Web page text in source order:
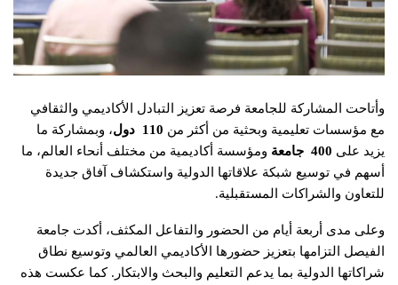
وأتاحت المشاركة للجامعة فرصة تعزيز التبادل الأكاديمي والثقافي
مع مؤسسات تعليمية وبحثية من أكثر من 110 دول، وبمشاركة ما
يزيد على 400 جامعة ومؤسسة أكاديمية من مختلف أنحاء العالم، ما
أسهم في توسيع شبكة علاقاتها الدولية واستكشاف آفاق جديدة
للتعاون والشراكات المستقبلية.
وعلى مدى أربعة أيام من الحضور والتفاعل المكثف، أكدت جامعة
الفيصل التزامها بتعزيز حضورها الأكاديمي العالمي وتوسيع نطاق
شراكاتها الدولية بما يدعم التعليم والبحث والابتكار. كما عكست هذه